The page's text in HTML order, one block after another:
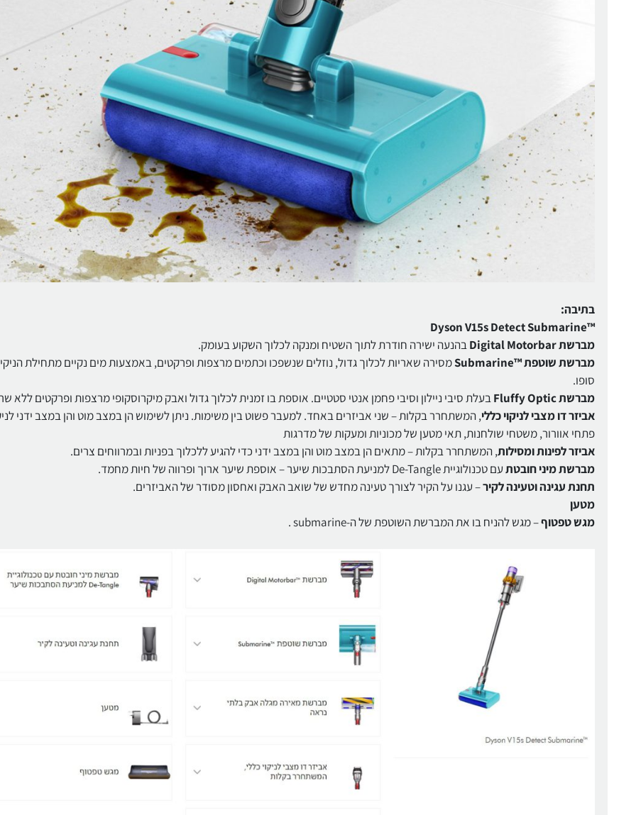
בתיבה:
™Dyson V15s Detect Submarine
מברשת Digital Motorbar
בהנעה ישירה חודרת לתוך השטיח ומנקה לכלוך השקוע בעומק.
מברשת שוטפת ™Submarine
מסירה שאריות לכלוך גדול, נוזלים שנשפכו וכתמים מרצפות ופרקטים, באמצעות מים נקיים מתחילת
סופו.
מברשת Fluffy Optic
בעלת סיבי ניילון וסיבי פחמן אנטי סטטיים. אוספת בו זמנית לכלוך גדול ואבק מיקרוסקופי מרצפות ופרקטים ללא
אביזר דו מצבי לניקוי כללי, המשתחרר בקלות – שני אביזרים באחד. למעבר פשוט בין משימות. ניתן לשימוש הן במצב מוט והן במצב ידני
פתחי אוורור, משטחי שולחנות, תאי מטען של מכוניות ומעקות של מדרגות
אביזר לפינות ומסילות, המשתחרר בקלות – מתאים הן במצב מוט והן במצב ידני כדי להגיע ללכלוך בפניות ובמרווחים צרים.
מברשת מיני חובטתעם טכנולוגיית De-Tangle למניעת הסתבכות שיער – אוספת שיער ארוך ופרווה של חיות מחמד.
תחנת עגינה וטעינה לקיר– עגנו על הקיר לצורך טעינה מחדש של שואב האבק ואחסון מסודר של האביזרים.
מטען
מגש טפטוף– מגש להניח בו את המברשת השוטפת של ה-submarine .